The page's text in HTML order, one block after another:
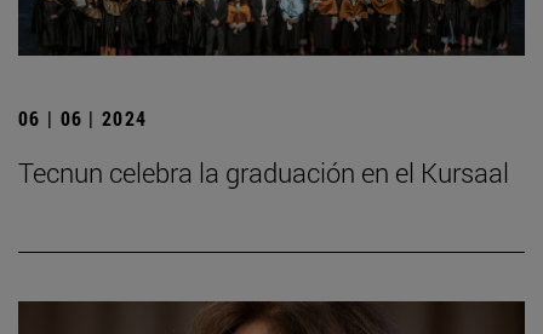
06 | 06 | 2024
Tecnun celebra la graduación en el Kursaal